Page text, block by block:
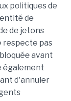
politiques de
de
de jetons
respecte pas
avant
également
d'annuler